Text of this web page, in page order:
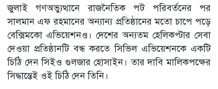
জুলাই গণঅভ্যুত্থানে রাজনৈতিক পট পরিবর্তনের পর
সালমান এফ রহমানের অন্যান্য প্রতিষ্ঠানের মতো চাপে পড়ে
বেক্সিমকো এভিয়েশনও। দেশের অন্যতম হেলিকপ্টার সেবা
দেওয়া প্রতিষ্ঠানটি বন্ধ করতে সিভিল এভিয়েশনকে একটি
চিঠি দেন সিইও গুলজার হোসাইন। তার দাবি মালিকপক্ষের
সিদ্ধান্তেই ওই চিঠি দেন তিনি।